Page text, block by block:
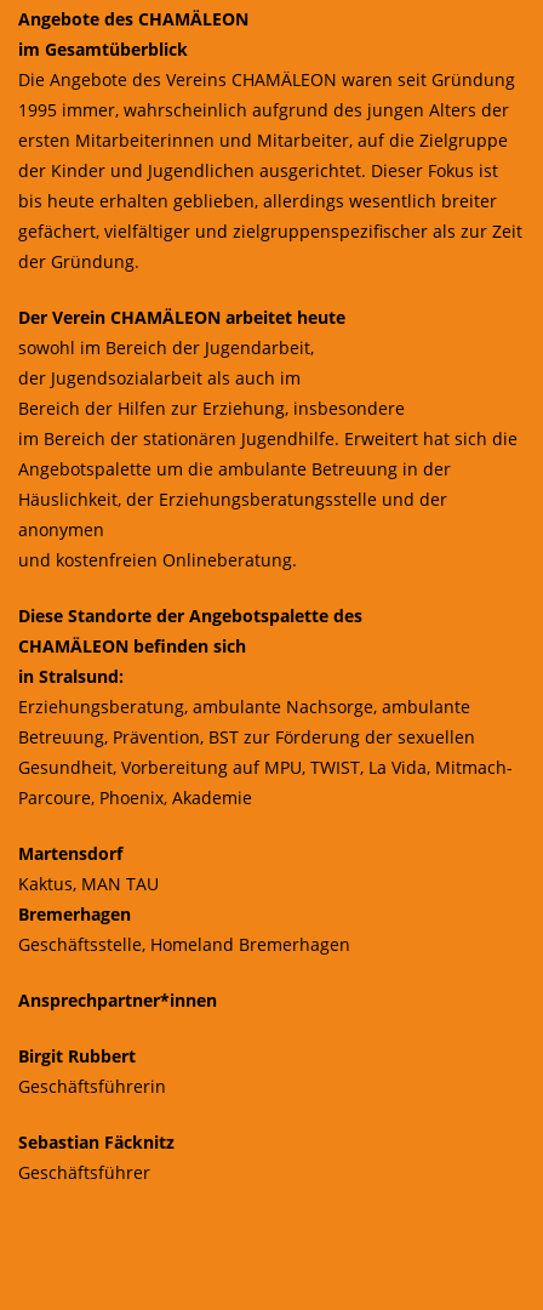
Angebote des CHAMÄLEON
im Gesamtüberblick
Die Angebote des Vereins CHAMÄLEON waren seit Gründung
1995 immer, wahrscheinlich aufgrund des jungen Alters der
ersten Mitarbeiterinnen und Mitarbeiter, auf die Zielgruppe
der Kinder und Jugendlichen ausgerichtet. Dieser Fokus ist
bis heute erhalten geblieben, allerdings wesentlich breiter
gefächert, vielfältiger und zielgruppenspezifischer als zur Zeit
der Gründung.
Der Verein CHAMÄLEON arbeitet heute
sowohl im Bereich der Jugendarbeit,
der Jugendsozialarbeit als auch im
Bereich der Hilfen zur Erziehung, insbesondere
im Bereich der stationären Jugendhilfe. Erweitert hat sich die
Angebotspalette um die ambulante Betreuung in der
Häuslichkeit, der Erziehungsberatungsstelle und der
anonymen
und kostenfreien Onlineberatung.
Diese Standorte der Angebotspalette des
CHAMÄLEON befinden sich
in Stralsund:
Erziehungsberatung, ambulante Nachsorge, ambulante
Betreuung, Prävention, BST zur Förderung der sexuellen
Gesundheit, Vorbereitung auf MPU, TWIST, La Vida, Mitmach-
Parcoure, Phoenix, Akademie
Martensdorf
Kaktus, MAN TAU
Bremerhagen
Geschäftsstelle, Homeland Bremerhagen
Ansprechpartner*innen
Birgit Rubbert
Geschäftsführerin
Sebastian Fäcknitz
Geschäftsführer